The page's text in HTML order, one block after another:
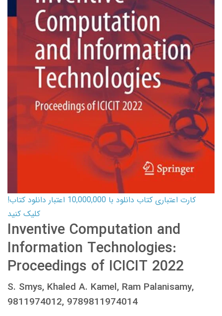
کارت اعتباری کتاب دانلود با 10,000,000 اعتبار دانلود کتاب!
کلیک کنید
Inventive Computation and
Information Technologies:
Proceedings of ICICIT 2022
S. Smys, Khaled A. Kamel, Ram Palanisamy,
9811974012, 9789811974014